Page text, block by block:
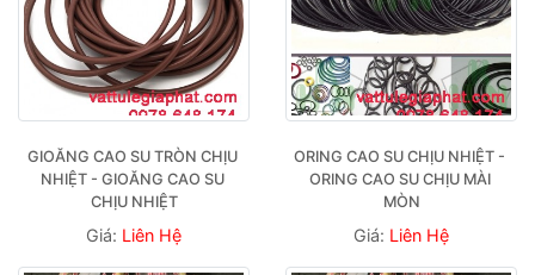
GIOĂNG CAO SU TRÒN CHỊU
NHIỆT - GIOĂNG CAO SU
CHỊU NHIỆT
Giá: Liên Hệ
ORING CAO SU CHỊU NHIỆT -
ORING CAO SU CHỊU MÀI
MÒN
Giá: Liên Hệ